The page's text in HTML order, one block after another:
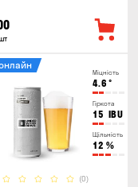
Міцність
4.6 °
Гіркота
15 IBU
Щільність
12 %
(0)